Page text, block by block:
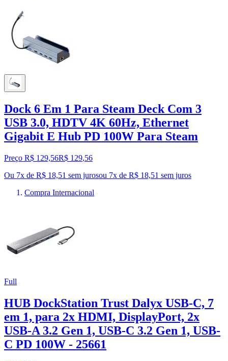
Dock 6 Em 1 Para Steam Deck Com 3
USB 3.0, HDTV 4K 60Hz, Ethernet
Gigabit E Hub PD 100W Para Steam
Preço R$ 129,56R$ 129,56
Ou 7x de R$ 18,51 sem jurosou 7x de R$ 18,51 sem juros
Compra Internacional
Full
HUB DockStation Trust Dalyx USB-C, 7
em 1, para 2x HDMI, DisplayPort, 2x
USB-A 3.2 Gen 1, USB-C 3.2 Gen 1, USB-
C PD 100W - 25661